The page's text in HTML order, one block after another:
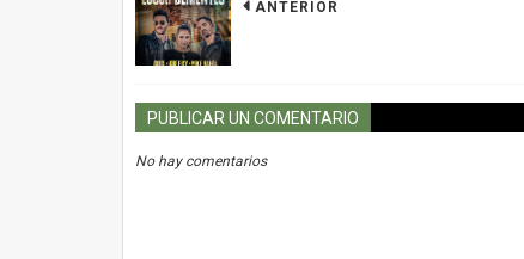
ANTERIOR
PUBLICAR UN COMENTARIO
No hay comentarios